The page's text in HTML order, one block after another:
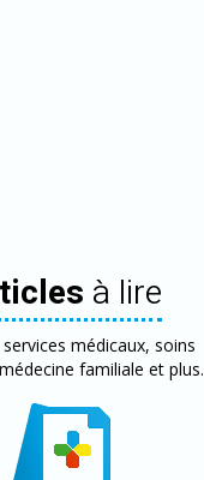
à lire
médicaux, soins
familiale et plus.